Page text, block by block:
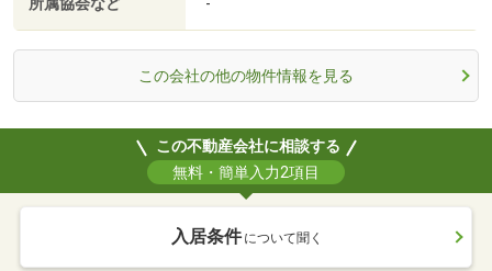
所属協会など -
この会社の他の物件情報を見る
この不動産会社に相談する
無料・簡単入力2項目
入居条件 について聞く